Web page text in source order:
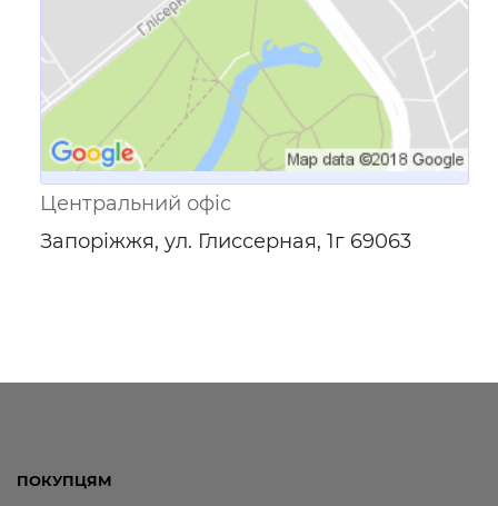
Центральний офіс
Запоріжжя, ул. Глиссерная, 1г 69063
ПОКУПЦЯМ